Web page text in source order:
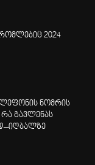
2024
ნომრის
გავლენას